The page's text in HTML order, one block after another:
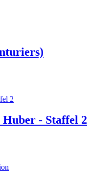
Huber - Staffel 2